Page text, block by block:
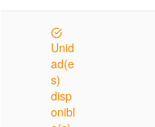
Unid
ad(e
s)
disp
onibl